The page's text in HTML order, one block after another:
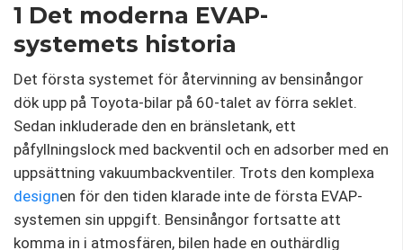
1 Det moderna EVAP-
systemets historia
Det första systemet för återvinning av bensinångor
dök upp på Toyota-bilar på 60-talet av förra seklet.
Sedan inkluderade den en bränsletank, ett
påfyllningslock med backventil och en adsorber med en
uppsättning vakuumbackventiler. Trots den komplexa
designen för den tiden klarade inte de första EVAP-
systemen sin uppgift. Bensinångor fortsatte att
komma in i atmosfären, bilen hade en outhärdlig